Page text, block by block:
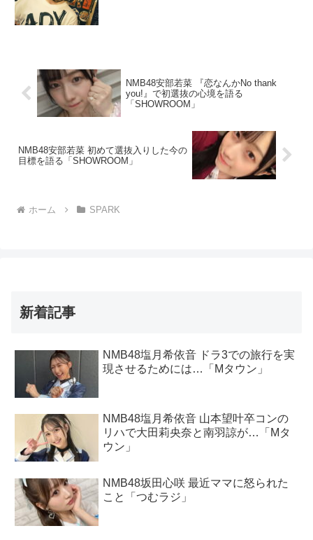
NMB48安部若菜 『恋なんかNo thank
you!』で初選抜の心境を語る
「SHOWROOM」
NMB48安部若菜 初めて選抜入りした今の
目標を語る「SHOWROOM」
ホーム SPARK
新着記事
NMB48塩月希依音 ドラ3での旅行を実
現させるためには…「Mタウン」
NMB48塩月希依音 山本望叶卒コンの
リハで大田莉央奈と南羽諒が…「Mタ
ウン」
NMB48坂田心咲 最近ママに怒られた
こと「つむラジ」